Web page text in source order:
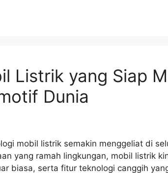
Listrik yang Siap
Dunia
mobil listrik semakin menggeliat di
yang ramah lingkungan, mobil listrik
biasa, serta fitur teknologi canggih